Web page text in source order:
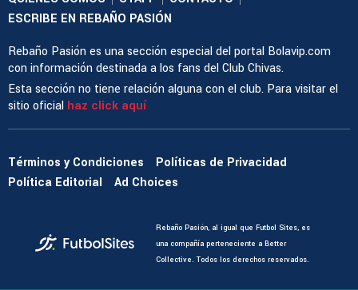
ESCRIBE EN REBAÑO PASIÓN
Rebaño Pasión es una sección especial del portal Bolavip.com
con información destinada a los fans del Club Chivas.
Esta sección no tiene relación alguna con el club. Para visitar el
sitio oficial haz click aquí
Términos y Condiciones
Políticas de Privacidad
Política Editorial
Ad Choices
Rebaño Pasión, al igual que Futbol Sites, es
una compañía perteneciente a Better
Collective. Todos los derechos reservados.